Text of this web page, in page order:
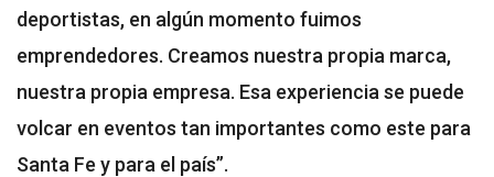
deportistas, en algún momento fuimos
emprendedores. Creamos nuestra propia marca,
nuestra propia empresa. Esa experiencia se puede
volcar en eventos tan importantes como este para
Santa Fe y para el país”.